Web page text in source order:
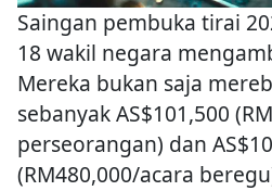
Saingan pembuka tirai
18 wakil negara
Mereka bukan saja
sebanyak AS$101,500
perseorangan) dan
(RM480,000/acara